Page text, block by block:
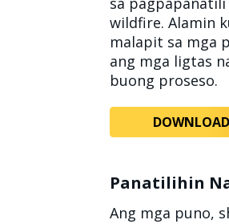
wildfire. Alamin
malapit sa mga
ang mga ligtas
buong proseso.
Panatilihin
Ang mga puno,